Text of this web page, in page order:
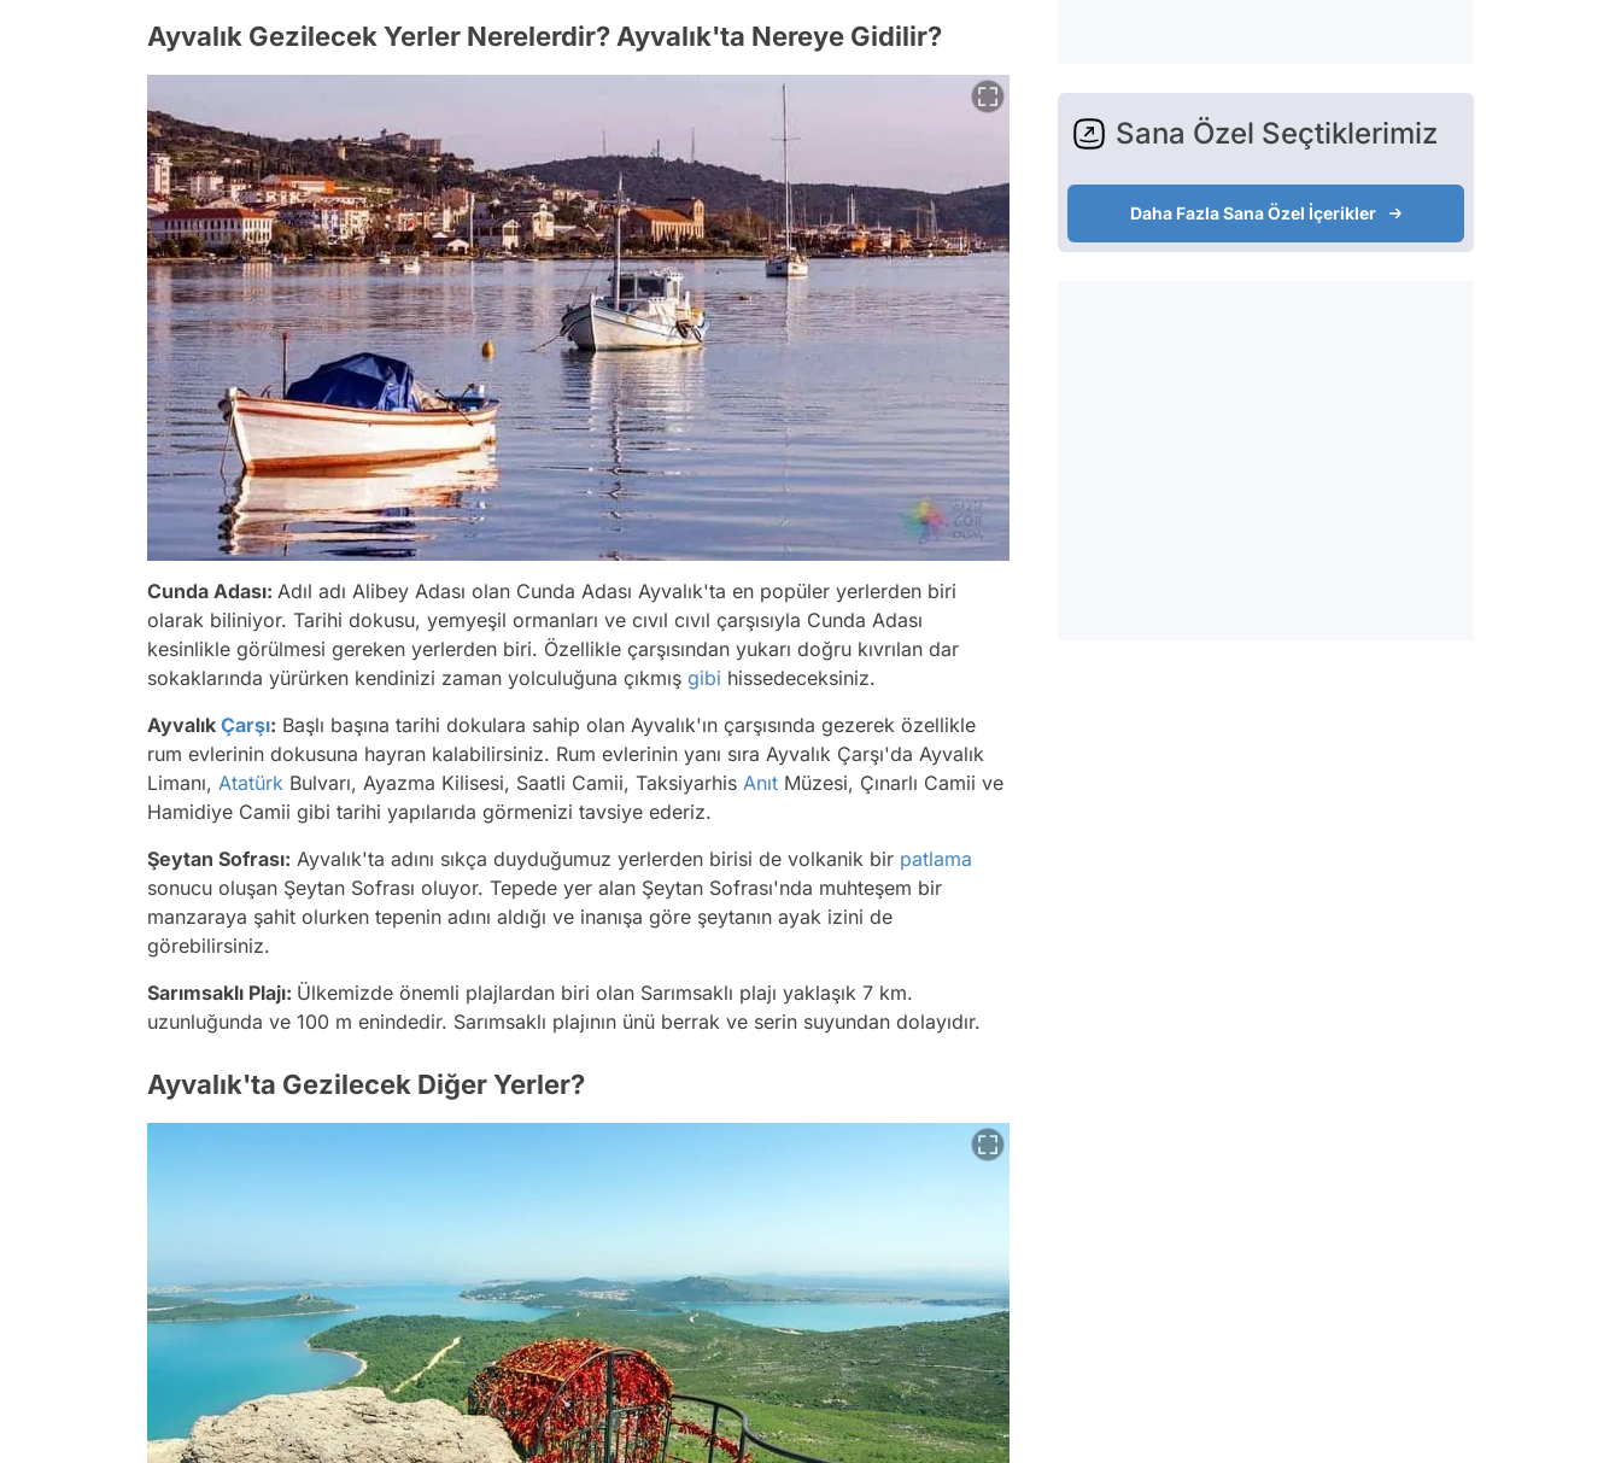
Ayvalık Gezilecek Yerler Nerelerdir? Ayvalık'ta Nereye Gidilir?
Cunda Adası: Adıl adı Alibey Adası olan Cunda Adası Ayvalık'ta en popüler yerlerden biri
olarak biliniyor. Tarihi dokusu, yemyeşil ormanları ve cıvıl cıvıl çarşısıyla Cunda Adası
kesinlikle görülmesi gereken yerlerden biri. Özellikle çarşısından yukarı doğru kıvrılan dar
sokaklarında yürürken kendinizi zaman yolculuğuna çıkmış gibi hissedeceksiniz.
Ayvalık Çarşı: Başlı başına tarihi dokulara sahip olan Ayvalık'ın çarşısında gezerek özellikle
rum evlerinin dokusuna hayran kalabilirsiniz. Rum evlerinin yanı sıra Ayvalık Çarşı'da Ayvalık
Limanı, Atatürk Bulvarı, Ayazma Kilisesi, Saatli Camii, Taksiyarhis Anıt Müzesi, Çınarlı Camii ve
Hamidiye Camii gibi tarihi yapılarıda görmenizi tavsiye ederiz.
Şeytan Sofrası: Ayvalık'ta adını sıkça duyduğumuz yerlerden birisi de volkanik bir patlama
sonucu oluşan Şeytan Sofrası oluyor. Tepede yer alan Şeytan Sofrası'nda muhteşem bir
manzaraya şahit olurken tepenin adını aldığı ve inanışa göre şeytanın ayak izini de
görebilirsiniz.
Sarımsaklı Plajı: Ülkemizde önemli plajlardan biri olan Sarımsaklı plajı yaklaşık 7 km.
uzunluğunda ve 100 m enindedir. Sarımsaklı plajının ünü berrak ve serin suyundan dolayıdır.
Ayvalık'ta Gezilecek Diğer Yerler?
Sana Özel Seçtiklerimiz
Daha Fazla Sana Özel İçerikler